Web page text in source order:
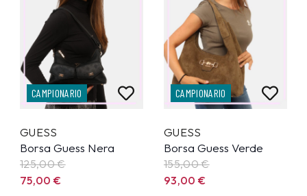
CAMPIONARIO
GUESS
Borsa Guess Nera
125,00€
75,00€
CAMPIONARIO
GUESS
Borsa Guess Verde
155,00€
93,00€